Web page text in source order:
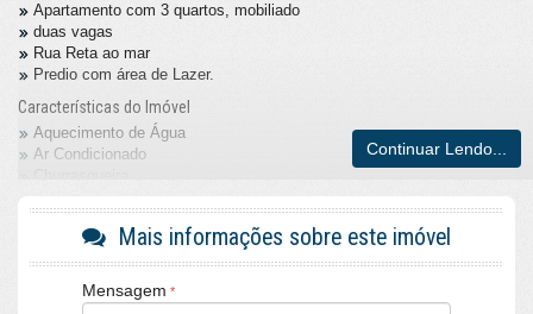
Apartamento com 3 quartos, mobiliado
duas vagas
Rua Reta ao mar
Predio com área de Lazer.
Características do Imóvel
Aquecimento de Água
Ar Condicionado
Churrasqueira
Piso Porcelanato
Infra para Ar Split
Acabamento em Gesso
Área de Serviço
Sacada / Varanda
Continuar Lendo...
Mais informações sobre este imóvel
Mensagem